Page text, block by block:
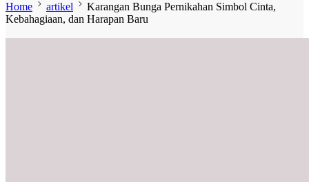
Home artikel
Karangan Bunga Pernikahan Simbol Cinta,
Kebahagiaan, dan Harapan Baru